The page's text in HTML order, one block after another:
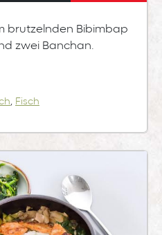
brutzelnden Bibimbap
zwei Banchan.
Fisch